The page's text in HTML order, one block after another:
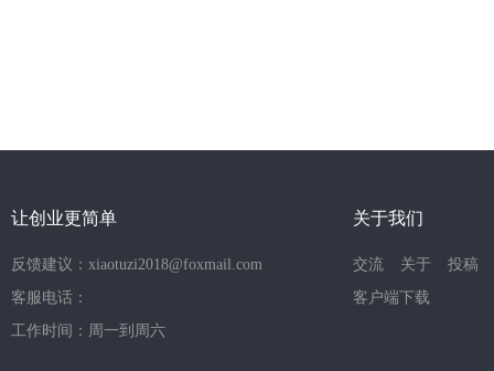
让创业更简单
反馈建议：xiaotuzi2018@foxmail.com
客服电话：
工作时间：周一到周六
关于我们
交流 关于
投稿
客户端下载